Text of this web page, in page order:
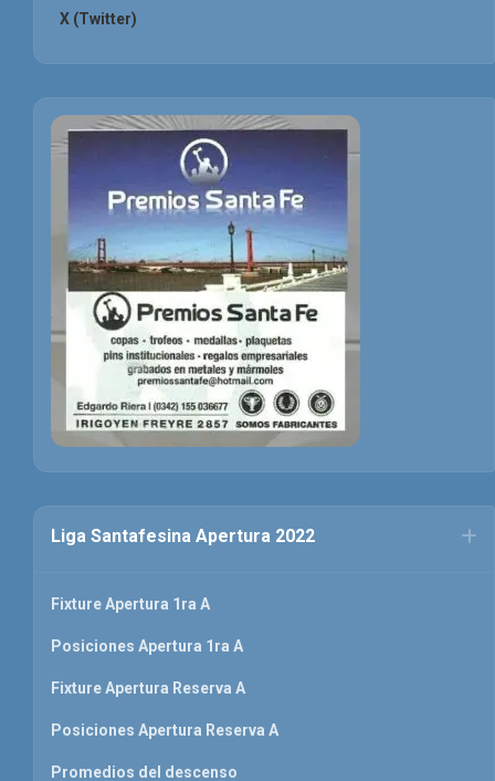
X (Twitter)
Liga Santafesina Apertura 2022
Fixture Apertura 1ra A
Posiciones Apertura 1ra A
Fixture Apertura Reserva A
Posiciones Apertura Reserva A
Promedios del descenso